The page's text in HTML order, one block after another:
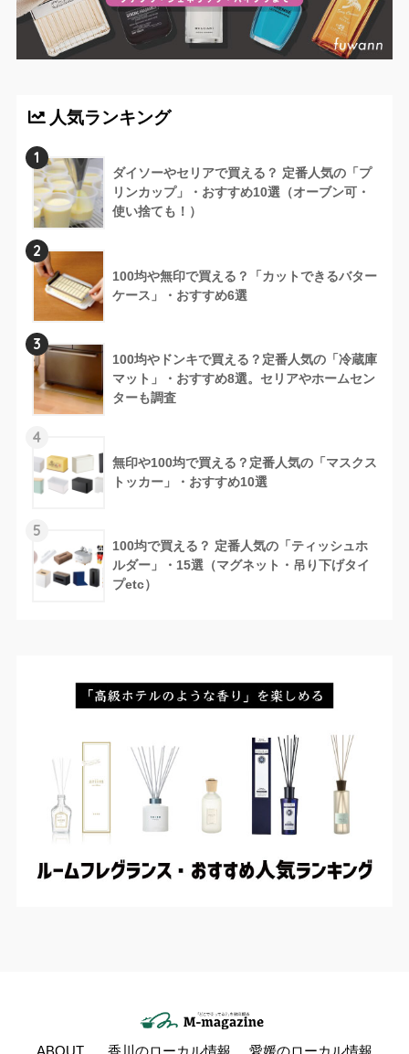
人気ランキング
1
ダイソーやセリアで買える？ 定番人気の「プ
リンカップ」・おすすめ10選（オーブン可・
使い捨ても！）
2
100均や無印で買える？「カットできるバター
ケース」・おすすめ6選
3
100均やドンキで買える？定番人気の「冷蔵庫
マット」・おすすめ8選。セリアやホームセン
ターも調査
4
無印や100均で買える？定番人気の「マスクス
トッカー」・おすすめ10選
5
100均で買える？ 定番人気の「ティッシュホ
ルダー」・15選（マグネット・吊り下げタイ
プetc）
ABOUT 香川のローカル情報 愛媛のローカル情報